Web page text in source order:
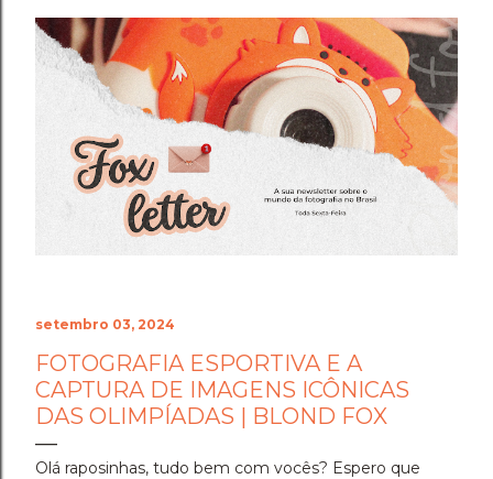
onde você é, e se preferir, contar um pouquinho sobre
suas fotinhos. Fique a vontade! Ficarei muito feliz de
recebê-las. Eu espero as suas obras de arte, ein?!
Beijos da raposa e até a próxima!!
setembro 03, 2024
FOTOGRAFIA ESPORTIVA E A
CAPTURA DE IMAGENS ICÔNICAS
DAS OLIMPÍADAS | BLOND FOX
Olá raposinhas, tudo bem com vocês? Espero que